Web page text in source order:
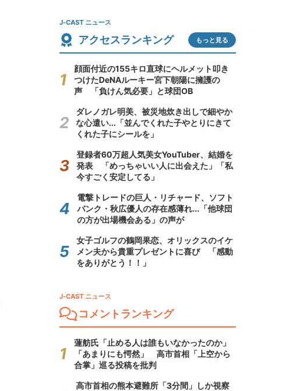
J-CAST ニュース
アクセスランキング もっと見る
顔面付近の155キロ直球にヘルメット叩き
つけたDeNAルーキー宮下朝陽に擁護の
声 「負けん気必要」と球団OB
ダレノガレ明美、被災地炊き出しで細やか
な心遣い...「並んでくれた子やとりにきて
くれた子にシールを」
登録者60万超人気美女YouTuber、結婚を
発表 「めっちゃいい人に出会えた」「私
今すごく安定してる」
電撃トレードの巨人・リチャード、ソフト
バンク・秋広優人の存在感薄れ...「他球団
の方が出場機会ある」の声が
女子ゴルフの鶴岡果恋、オリックスのイケ
メン夫から貴重プレゼントに喜び 「感動
をありがとう！！」
J-CAST ニュース
コメントランキング
蓮舫氏「止める人は誰もいなかったのか」
「あまりにも愕然」 高市首相「上空から
合掌」巡る投稿を批判
高市首相の熊本避難所「3分間」しか視察